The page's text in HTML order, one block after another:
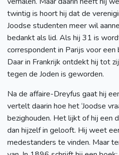
twintig is hoort hij dat de
Joodse studenten meer wil
bedankt als lid. Als hij 31 is
correspondent in Parijs voor
Daar in Frankrijk ontdekt hij tot
tegen de Joden is geworden.
Na de affaire-Dreyfus gaat hij
vertelt daarin hoe het ‘Joodse
bezighouden. Het lijkt of hij een
dan hijzelf in gelooft. Hij weet
medestanders te vinden. Maar